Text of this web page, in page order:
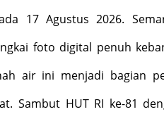
17 Agustus 2026.
foto digital penuh
air ini menjadi bagian
Sambut HUT RI ke-81